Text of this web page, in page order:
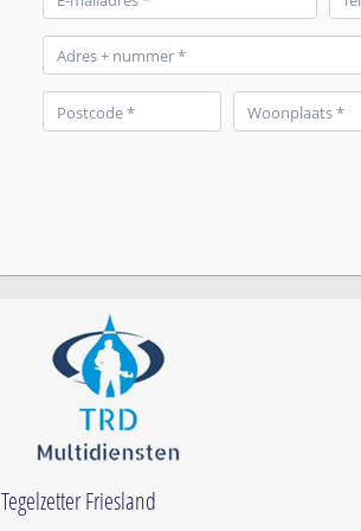
Tegelzetter Friesland